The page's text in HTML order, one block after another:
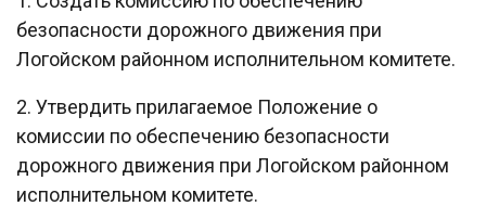
безопасности дорожного движения при
Логойском районном исполнительном комитете.
2. Утвердить прилагаемое Положение о
комиссии по обеспечению безопасности
дорожного движения при Логойском районном
исполнительном комитете.